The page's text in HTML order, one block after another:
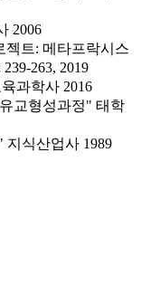
2006
젝트: 메타프락시스
263, 2019
과학사 2016
교형성과정" 태학
지식산업사 1989